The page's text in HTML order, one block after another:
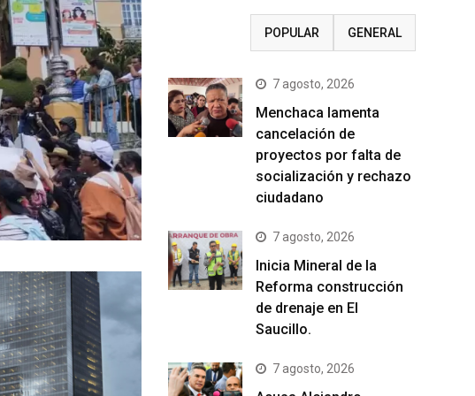
POPULAR GENERAL
7 agosto, 2026
Menchaca lamenta
cancelación de
proyectos por falta de
socialización y rechazo
ciudadano
7 agosto, 2026
Inicia Mineral de la
Reforma construcción
de drenaje en El
Saucillo.
7 agosto, 2026